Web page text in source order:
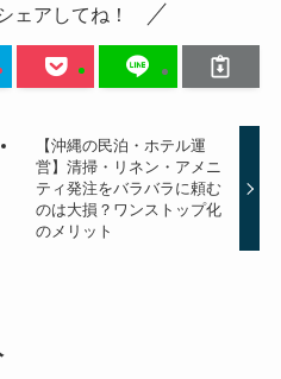
ェアしてね！
【沖縄の民泊・ホテル運
営】清掃・リネン・アメニ
ティ発注をバラバラに頼む
のは大損？ワンストップ化
のメリット